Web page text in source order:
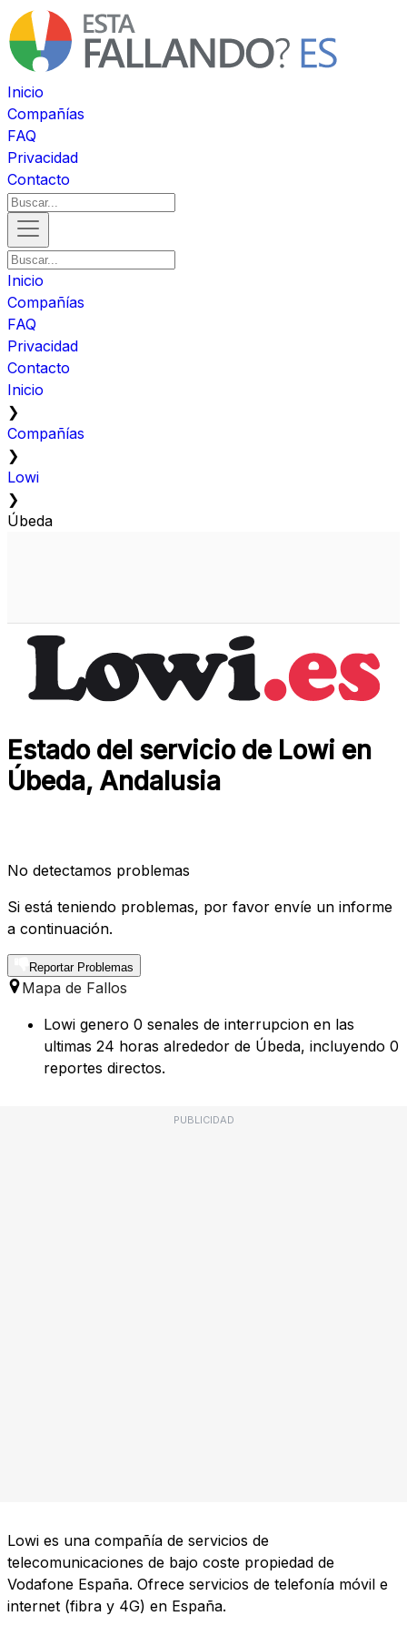
Inicio
Compañías
FAQ
Privacidad
Contacto
Inicio
Compañías
FAQ
Privacidad
Contacto
Inicio
❯
Compañías
❯
Lowi
❯
Úbeda
Estado del servicio de Lowi en
Úbeda, Andalusia
No detectamos problemas
Si está teniendo problemas, por favor envíe un informe
a continuación.
Reportar Problemas
Mapa de Fallos
Lowi genero 0 senales de interrupcion en las
ultimas 24 horas alrededor de Úbeda, incluyendo 0
reportes directos.
PUBLICIDAD
Lowi es una compañía de servicios de
telecomunicaciones de bajo coste propiedad de
Vodafone España. Ofrece servicios de telefonía móvil e
internet (fibra y 4G) en España.